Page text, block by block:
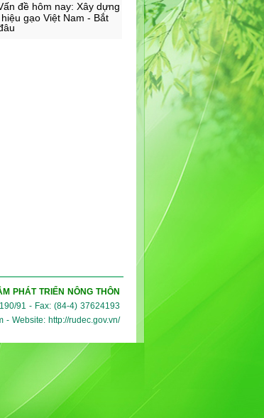
đề hôm nay: Xây dựng
gạo Việt Nam - Bắt
PHÁT TRIỂN NÔNG THÔN
91 - Fax: (84-4) 37624193
- Website: http://rudec.gov.vn/